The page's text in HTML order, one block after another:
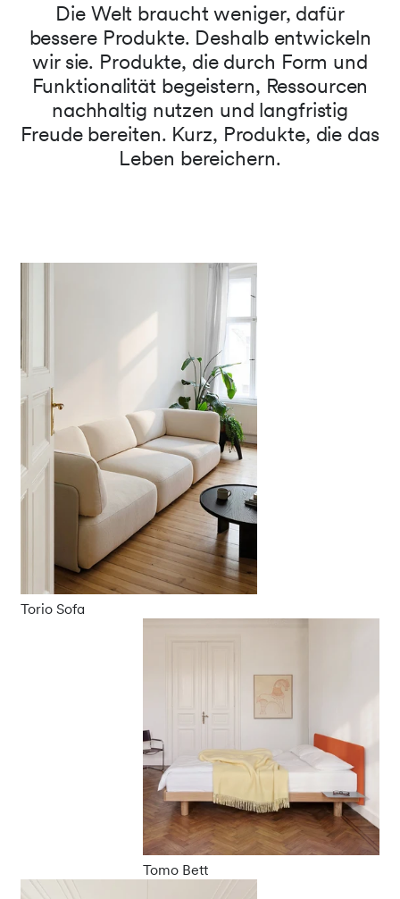
Die Welt braucht weniger, dafür
bessere Produkte. Deshalb entwickeln
wir sie. Produkte, die durch Form und
Funktionalität begeistern, Ressourcen
nachhaltig nutzen und langfristig
Freude bereiten. Kurz, Produkte, die das
Leben bereichern.
Torio Sofa
Tomo Bett